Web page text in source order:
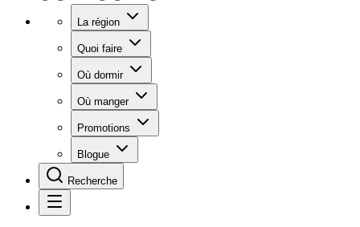
La région
Quoi faire
Où dormir
Où manger
Promotions
Blogue
Recherche